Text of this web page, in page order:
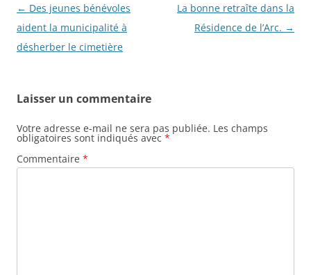
Navigation
des
articles
← Des jeunes bénévoles
aident la municipalité à
désherber le cimetière
La bonne retraîte dans la
Résidence de l’Arc. →
Laisser un commentaire
Votre adresse e-mail ne sera pas publiée. Les champs
obligatoires sont indiqués avec *
Commentaire *